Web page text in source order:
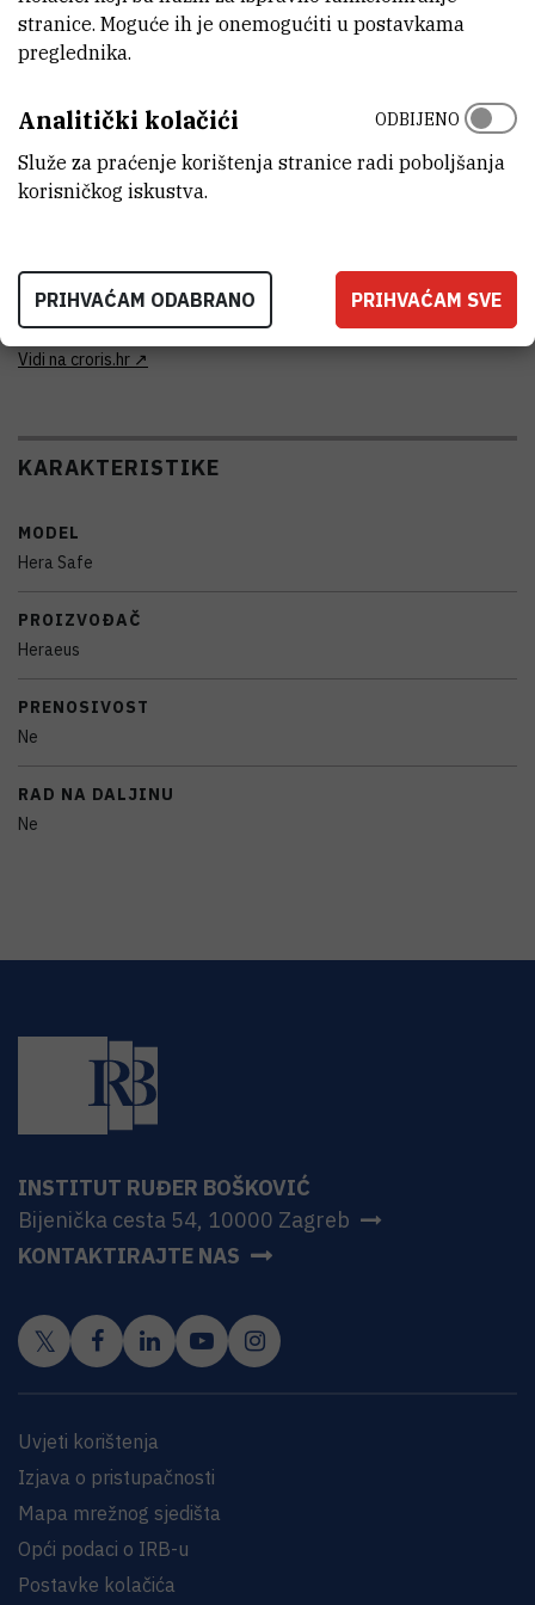
potpuno funkcionalan
DISCIPLINE
GODINA PROIZVODNJE
2005
Hrvatska zaklada za znanost
VANJSKI LINK ZA KAPITALNU OPREMU
Vidi na croris.hr
KARAKTERISTIKE
MODEL
Hera Safe
PROIZVOĐAČ
Heraeus
PRENOSIVOST
Ne
RAD NA DALJINU
Ne
INSTITUT RUĐER BOŠKOVIĆ
Bijenička cesta 54, 10000 Zagreb
KONTAKTIRAJTE NAS
Uvjeti korištenja
Izjava o pristupačnosti
Mapa mrežnog sjedišta
Opći podaci o IRB-u
Postavke kolačića
stranice. Moguće ih je onemogućiti u postavkama
preglednika.
Analitički kolačići
Služe za praćenje korištenja stranice radi poboljšanja
korisničkog iskustva.
ODBIJENO
PRIHVAĆAM ODABRANO PRIHVAĆAM SVE